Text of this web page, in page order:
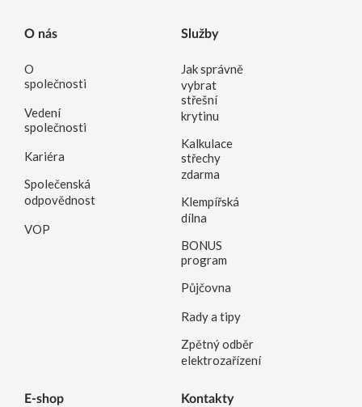
O nás
O
společnosti
Vedení
společnosti
Kariéra
Společenská
odpovědnost
VOP
Služby
Jak správně
vybrat
střešní
krytinu
Kalkulace
střechy
zdarma
Klempířská
dílna
BONUS
program
Půjčovna
Rady a tipy
Zpětný odběr
elektrozařízení
E-shop Kontakty